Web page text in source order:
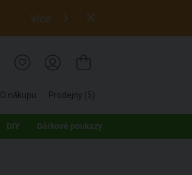
Více
O nákupu Prodejny (5)
DIY Dárkové poukazy